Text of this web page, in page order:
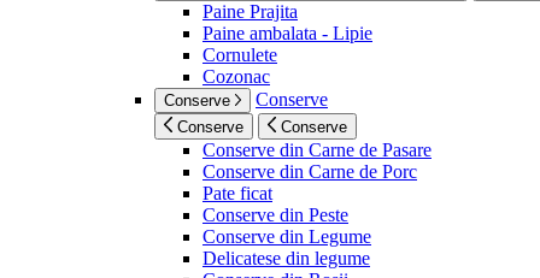
Paine Prajita
Paine ambalata - Lipie
Cornulete
Cozonac
Conserve Conserve
Conserve Conserve
Conserve din Carne de Pasare
Conserve din Carne de Porc
Pate ficat
Conserve din Peste
Conserve din Legume
Delicatese din legume